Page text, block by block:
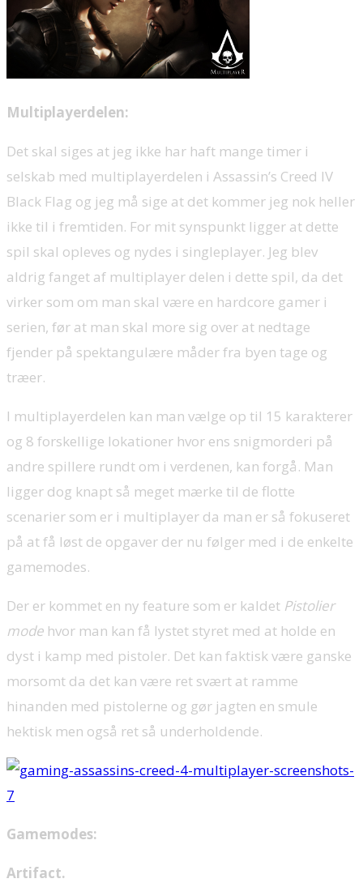
Multiplayerdelen:
Det skal siges at jeg ikke har haft mange timer i
selskab med multiplayerdelen i Assassin’s Creed IV
Black Flag og jeg må sige at det kommer jeg nok heller
ikke til i fremtiden. For mit synspunkt ligger at dette
spil skal opleves og nydes i singleplayer. Jeg blev
aldrig fanget af multiplayer delen i dette spil, da det
virker som om man skal være en hardcore gamer i
serien, før at man skal more sig over at nedtage
fjender på spektangulære måder fra byen tage og
træer.
I multiplayerdelen kan man vælge op til 15 karakterer
og 8 forskellige lokationer hvor ens snigmorderi på
andre spillere rundt om i verdenen, kan forgå. Man
ligger dog knapt så meget mærke til de flotte
scenarier som er i multiplayer da man er så fokuseret
på at få løst de opgaver der nu følger med i de enkelte
gamemodes.
Der er kommet en ny feature som er kaldet Pistolier
mode hvor man kan få lystet styret med at holde en
dyst i kamp med pistoler. Det kan faktisk være ganske
morsomt da det kan være ret svært at ramme
hinanden med pistolerne og gør jagten en smule
hektisk men også ret så underholdende.
Gamemodes:
Artifact.